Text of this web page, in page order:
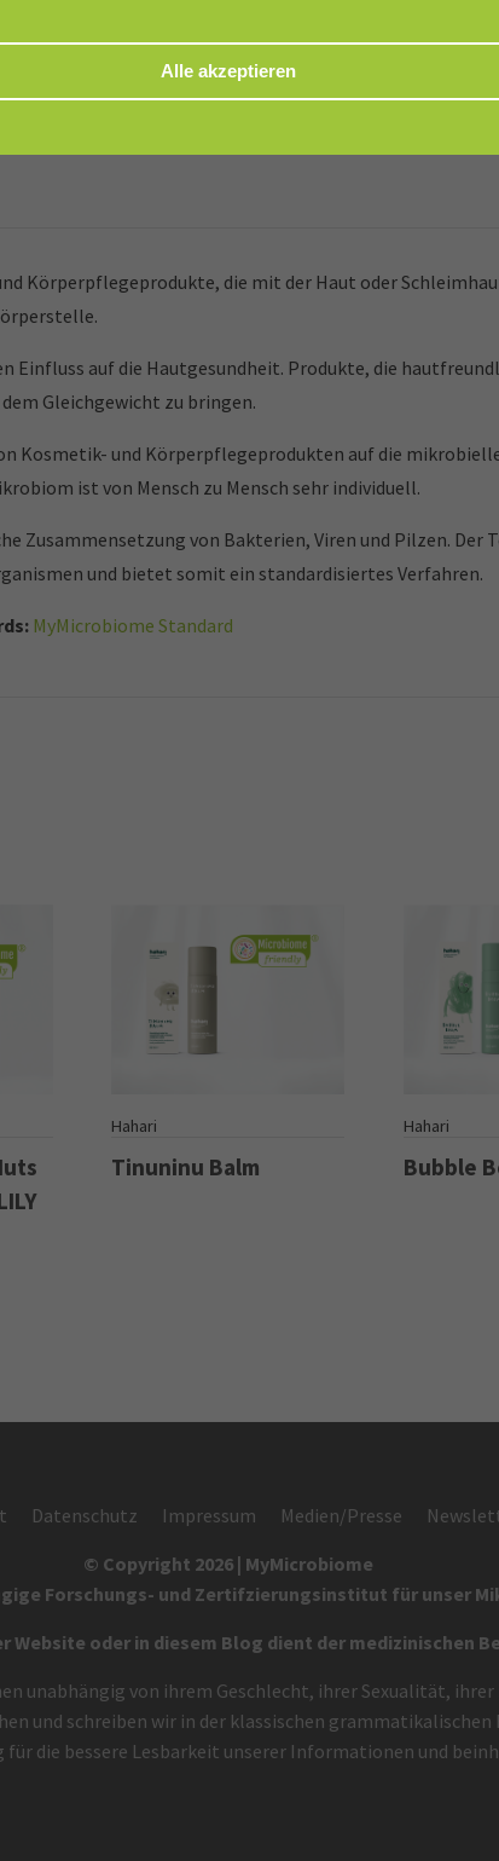
Körperpflegeprodukte, die mit der Haut oder
auf die Hautgesundheit. Produkte, die
Gleichgewicht zu bringen.
Kosmetik- und Körperpflegeprodukten auf die
ist von Mensch zu Mensch sehr individuell.
Zusammensetzung von Bakterien, Viren und Pilzen. Der
und bietet somit ein standardisiertes Verfahren.
MyMicrobiome Standard
Hahari
Tinuninu Balm
Hahari
Bubble
Datenschutz Impressum Medien/Presse
© Copyright 2026 | MyMicrobiome
Forschungs- und Zertifzierungsinstitut für unser
Website oder in diesem Blog dient der medizinischen
unabhängig von ihrem Geschlecht, ihrer Sexualität,
und schreiben wir in der klassischen
für die bessere Lesbarkeit unserer Informationen und